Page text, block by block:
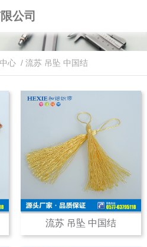
公司
心 / 流苏 吊坠 中国结
流苏 吊坠 中国结